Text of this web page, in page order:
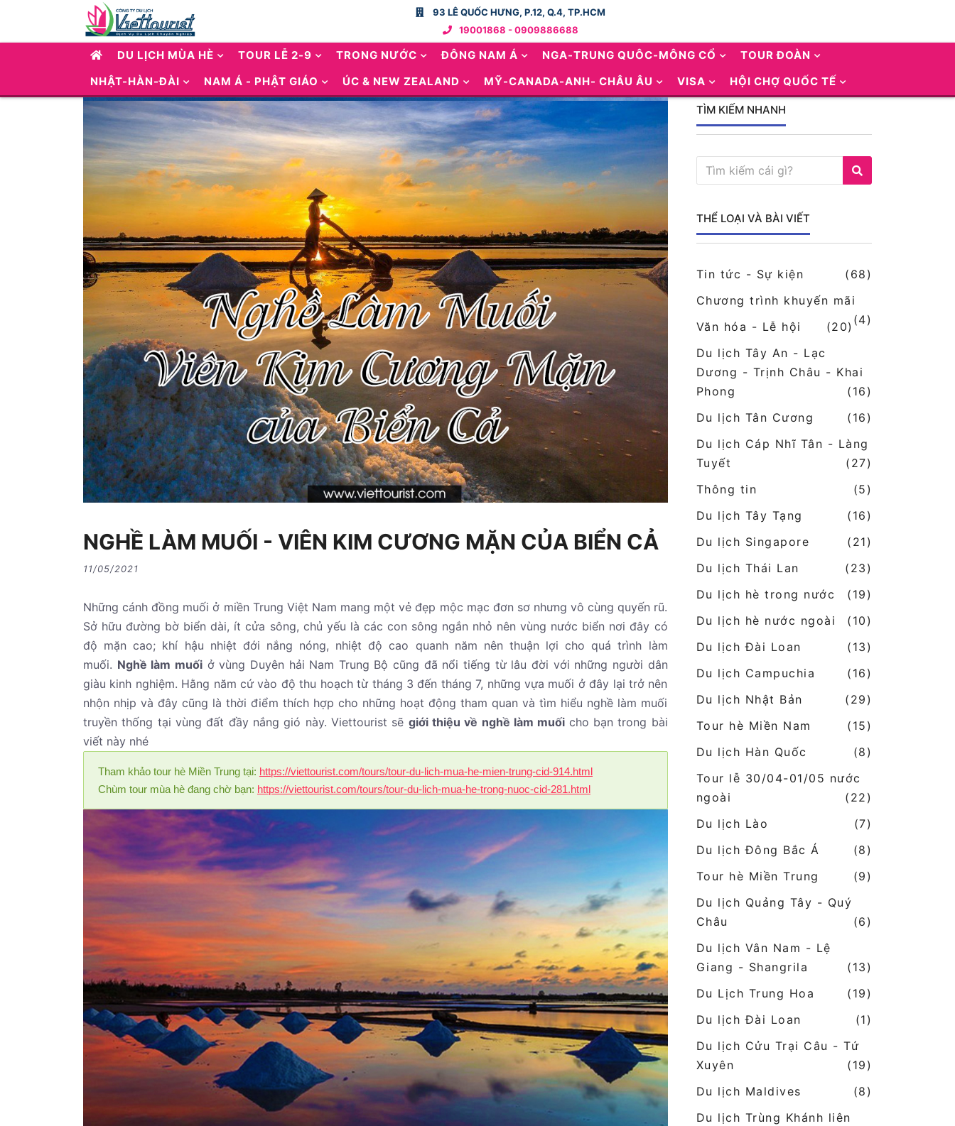
93 LÊ QUỐC HƯNG, P.12, Q.4, TP.HCM
19001868 - 0909886688
DU LỊCH MÙA HÈ TOUR LỄ 2-9 TRONG NƯỚC ĐÔNG NAM Á NGA-TRUNG QUÔC-MÔNG CỔ
TOUR ĐOÀN
NHẬT-HÀN-ĐÀI
NAM Á - PHẬT GIÁO ÚC & NEW ZEALAND MỸ-CANADA-ANH- CHÂU ÂU VISA HỘI CHỢ QUỐC TẾ
NGHỀ LÀM MUỐI - VIÊN KIM CƯƠNG MẶN CỦA BIỂN CẢ
11/05/2021
Những cánh đồng muối ở miền Trung Việt Nam mang một vẻ đẹp mộc mạc đơn sơ nhưng vô cùng quyến rũ.
Sở hữu đường bờ biển dài, ít cửa sông, chủ yếu là các con sông ngắn nhỏ nên vùng nước biển nơi đây có
độ mặn cao; khí hậu nhiệt đới nắng nóng, nhiệt độ cao quanh năm nên thuận lợi cho quá trình làm
muối. Nghề làm muốiở vùng Duyên hải Nam Trung Bộ cũng đã nổi tiếng từ lâu đời với những người dân
giàu kinh nghiệm. Hằng năm cứ vào độ thu hoạch từ tháng 3 đến tháng 7, những vựa muối ở đây lại trở nên
nhộn nhịp và đây cũng là thời điểm thích hợp cho những hoạt động tham quan và tìm hiểu nghề làm muối
truyền thống tại vùng đất đầy nắng gió này. Viettourist sẽ giới thiệu về nghề làm muối cho bạn trong bài
viết này nhé
Tham khảo tour hè Miền Trung tại: https://viettourist.com/tours/tour-du-lich-mua-he-mien-trung-cid-914.html
Chùm tour mùa hè đang chờ bạn: https://viettourist.com/tours/tour-du-lich-mua-he-trong-nuoc-cid-281.html
TÌM KIẾM NHANH
THỂ LOẠI VÀ BÀI VIẾT
Tin tức - Sự kiện
(68)
Chương trình khuyến mãi
(4)
Văn hóa - Lễ hội
(20)
Du lịch Tây An - Lạc
Dương - Trịnh Châu - Khai
Phong
(16)
Du lịch Tân Cương
(16)
Du lịch Cáp Nhĩ Tân - Làng
Tuyết
(27)
Thông tin
(5)
Du lịch Tây Tạng
(16)
Du lịch Singapore
(21)
Du lịch Thái Lan
(23)
Du lịch hè trong nước
(19)
Du lịch hè nước ngoài
(10)
Du lịch Đài Loan
(13)
Du lịch Campuchia
(16)
Du lịch Nhật Bản
(29)
Tour hè Miền Nam
(15)
Du lịch Hàn Quốc
(8)
Tour lễ 30/04-01/05 nước
ngoài
(22)
Du lịch Lào
(7)
Du lịch Đông Bắc Á
(8)
Tour hè Miền Trung
(9)
Du lịch Quảng Tây - Quý
Châu
(6)
Du lịch Vân Nam - Lệ
Giang - Shangrila
(13)
Du Lịch Trung Hoa
(19)
Du lịch Đài Loan
(1)
Du lịch Cửu Trại Câu - Tứ
Xuyên
(19)
Du lịch Maldives
(8)
Du lịch Trùng Khánh liên